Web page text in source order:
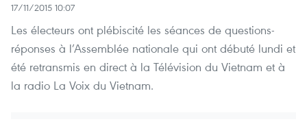
17/11/2015 10:07
Les électeurs ont plébiscité les séances de questions-
réponses à l’Assemblée nationale qui ont débuté lundi et
été retransmis en direct à la Télévision du Vietnam et à
la radio La Voix du Vietnam.